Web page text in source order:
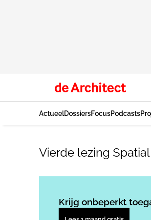
ActueelDossiersFocusPodcasts
Vierde lezing
Krijg onbeperkt